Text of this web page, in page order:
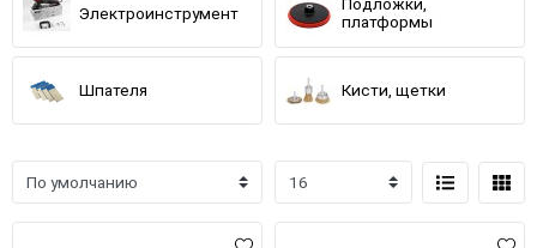
Электроинструмент
Подложки,
платформы
Шпателя Кисти, щетки